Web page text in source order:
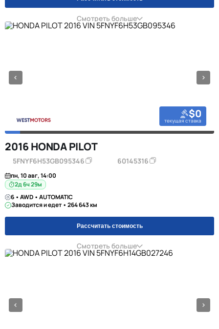
Смотреть больше
$0
текущая ставка
2016 HONDA PILOT
5FNYF6H53GB095346 60145316
пн, 10 авг, 14:00
2д 6ч 29м
6 • AWD • AUTOMATIC
Заводится и едет • 264 643 км
Рассчитать стоимость
Смотреть больше